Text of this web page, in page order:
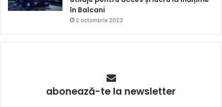
în Balcani
2 octombrie 2023
abonează-te la newsletter